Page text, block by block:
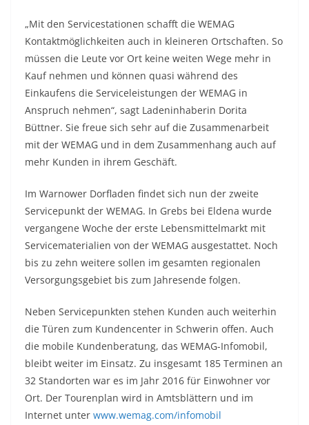
„Mit den Servicestationen schafft die WEMAG
Kontaktmöglichkeiten auch in kleineren Ortschaften. So
müssen die Leute vor Ort keine weiten Wege mehr in
Kauf nehmen und können quasi während des
Einkaufens die Serviceleistungen der WEMAG in
Anspruch nehmen“, sagt Ladeninhaberin Dorita
Büttner. Sie freue sich sehr auf die Zusammenarbeit
mit der WEMAG und in dem Zusammenhang auch auf
mehr Kunden in ihrem Geschäft.
Im Warnower Dorfladen findet sich nun der zweite
Servicepunkt der WEMAG. In Grebs bei Eldena wurde
vergangene Woche der erste Lebensmittelmarkt mit
Servicematerialien von der WEMAG ausgestattet. Noch
bis zu zehn weitere sollen im gesamten regionalen
Versorgungsgebiet bis zum Jahresende folgen.
Neben Servicepunkten stehen Kunden auch weiterhin
die Türen zum Kundencenter in Schwerin offen. Auch
die mobile Kundenberatung, das WEMAG-Infomobil,
bleibt weiter im Einsatz. Zu insgesamt 185 Terminen an
32 Standorten war es im Jahr 2016 für Einwohner vor
Ort. Der Tourenplan wird in Amtsblättern und im
Internet unter www.wemag.com/infomobil